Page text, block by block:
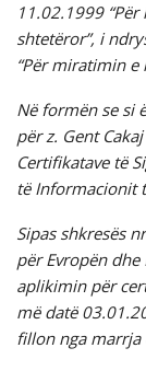
11.02.1999
shtetëror”, i
“Për miratimin
Në formën se si
për z. Gent
Certifikatave të
të Informacionit
Sipas shkresës
për Evropën dhe
aplikimin për
më datë
fillon nga marrja